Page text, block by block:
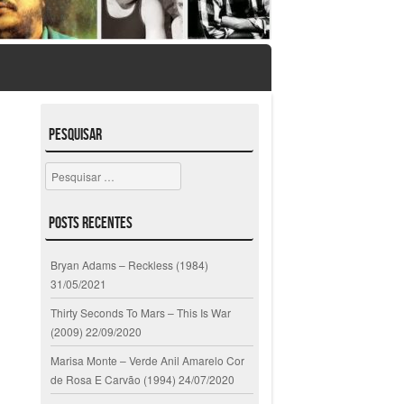
Pesquisar
Pesquisar
Posts Recentes
Bryan Adams – Reckless (1984)
31/05/2021
Thirty Seconds To Mars – This Is War
(2009) 22/09/2020
Marisa Monte – Verde Anil Amarelo Cor
de Rosa E Carvão (1994) 24/07/2020